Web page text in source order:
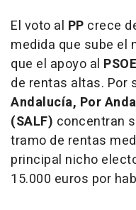
El voto al PP crece
medida que sube el
que el apoyo al PSOE
de rentas altas. Por
Andalucía, Por
(SALF) concentran
tramo de rentas
principal nicho
15.000 euros por